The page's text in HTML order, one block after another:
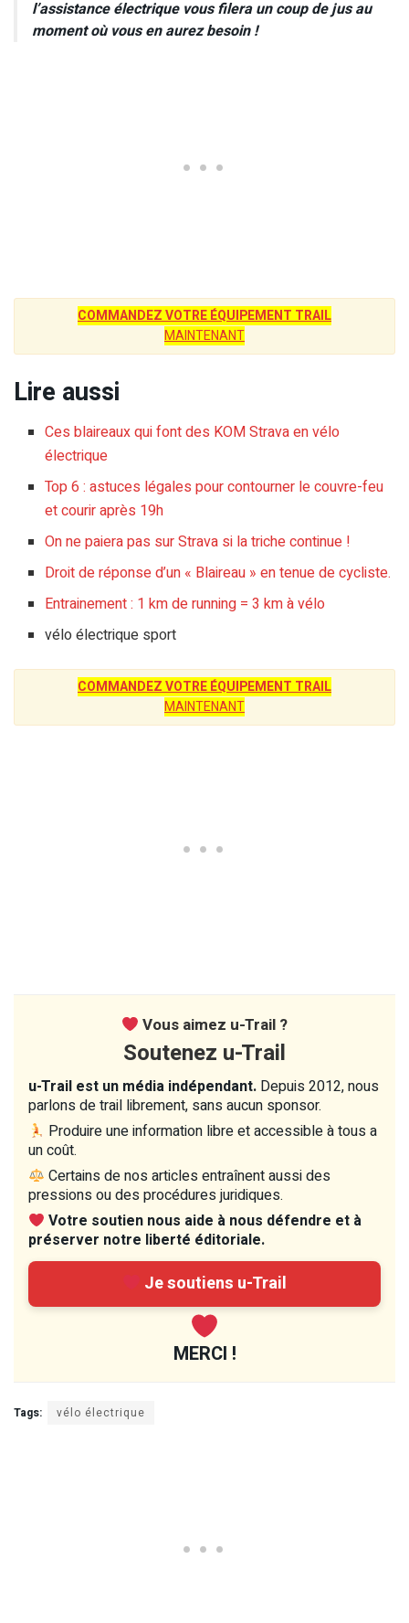
l’assistance électrique vous filera un coup de jus au
moment où vous en aurez besoin !
COMMANDEZ VOTRE ÉQUIPEMENT TRAIL
MAINTENANT
Lire aussi
Ces blaireaux qui font des KOM Strava en vélo
électrique
Top 6 : astuces légales pour contourner le couvre-feu
et courir après 19h
On ne paiera pas sur Strava si la triche continue !
Droit de réponse d’un « Blaireau » en tenue de cycliste.
Entrainement : 1 km de running = 3 km à vélo
vélo électrique sport
COMMANDEZ VOTRE ÉQUIPEMENT TRAIL
MAINTENANT
Vous aimez u-Trail ?
Soutenez u-Trail
u-Trail est un média indépendant. Depuis 2012, nous
parlons de trail librement, sans aucun sponsor.
Produire une information libre et accessible à tous a
un coût.
Certains de nos articles entraînent aussi des
pressions ou des procédures juridiques.
Votre soutien nous aide à nous défendre et à
préserver notre liberté éditoriale.
Je soutiens u-Trail
MERCI !
Tags: vélo électrique